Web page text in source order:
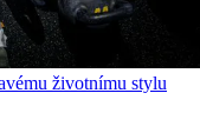
životnímu stylu